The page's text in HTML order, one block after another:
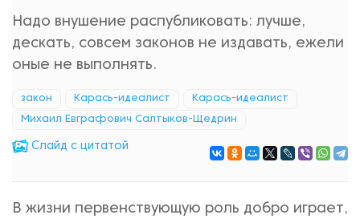
Надо внушение распубликовать: лучше,
дескать, совсем законов не издавать, ежели
оные не выполнять.
закон Карась-идеалист Карась-идеалист
Михаил Евграфович Салтыков-Щедрин
Cлайд с цитатой
В жизни первенствующую роль добро играет,